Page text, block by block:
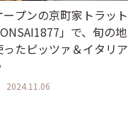
プンの京町家トラット
」で、旬の地
たピッツァ＆イタリア
2024.11.06